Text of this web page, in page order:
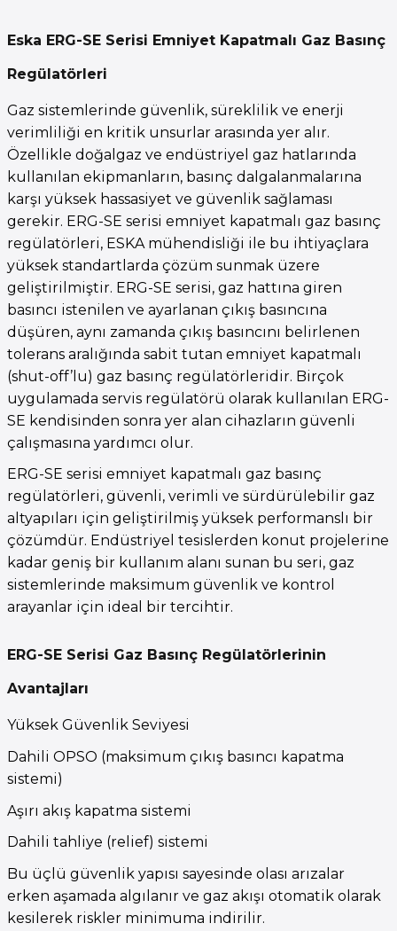
Eska ERG-SE Serisi Emniyet Kapatmalı Gaz Basınç
Regülatörleri
Gaz sistemlerinde güvenlik, süreklilik ve enerji
verimliliği en kritik unsurlar arasında yer alır.
Özellikle doğalgaz ve endüstriyel gaz hatlarında
kullanılan ekipmanların, basınç dalgalanmalarına
karşı yüksek hassasiyet ve güvenlik sağlaması
gerekir. ERG-SE serisi emniyet kapatmalı gaz basınç
regülatörleri, ESKA mühendisliği ile bu ihtiyaçlara
yüksek standartlarda çözüm sunmak üzere
geliştirilmiştir. ERG-SE serisi, gaz hattına giren
basıncı istenilen ve ayarlanan çıkış basıncına
düşüren, aynı zamanda çıkış basıncını belirlenen
tolerans aralığında sabit tutan emniyet kapatmalı
(shut-off’lu) gaz basınç regülatörleridir. Birçok
uygulamada servis regülatörü olarak kullanılan ERG-
SE kendisinden sonra yer alan cihazların güvenli
çalışmasına yardımcı olur.
ERG-SE serisi emniyet kapatmalı gaz basınç
regülatörleri, güvenli, verimli ve sürdürülebilir gaz
altyapıları için geliştirilmiş yüksek performanslı bir
çözümdür. Endüstriyel tesislerden konut projelerine
kadar geniş bir kullanım alanı sunan bu seri, gaz
sistemlerinde maksimum güvenlik ve kontrol
arayanlar için ideal bir tercihtir.
ERG-SE Serisi Gaz Basınç Regülatörlerinin
Avantajları
Yüksek Güvenlik Seviyesi
Dahili OPSO (maksimum çıkış basıncı kapatma
sistemi)
Aşırı akış kapatma sistemi
Dahili tahliye (relief) sistemi
Bu üçlü güvenlik yapısı sayesinde olası arızalar
erken aşamada algılanır ve gaz akışı otomatik olarak
kesilerek riskler minimuma indirilir.